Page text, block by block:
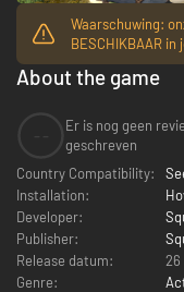
Waarschuwing:
BESCHIKBAAR in
About the game
Er is nog geen
geschreven
Country Compatibility:
Installation:
Developer:
Publisher:
Release datum:
26
Genre: